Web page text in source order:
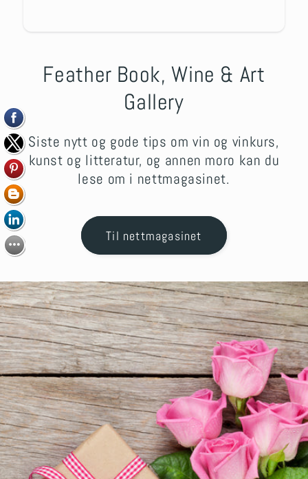
Feather Book, Wine & Art
Gallery
Siste nytt og gode tips om vin og vinkurs,
kunst og litteratur, og annen moro kan du
lese om i nettmagasinet.
Til nettmagasinet